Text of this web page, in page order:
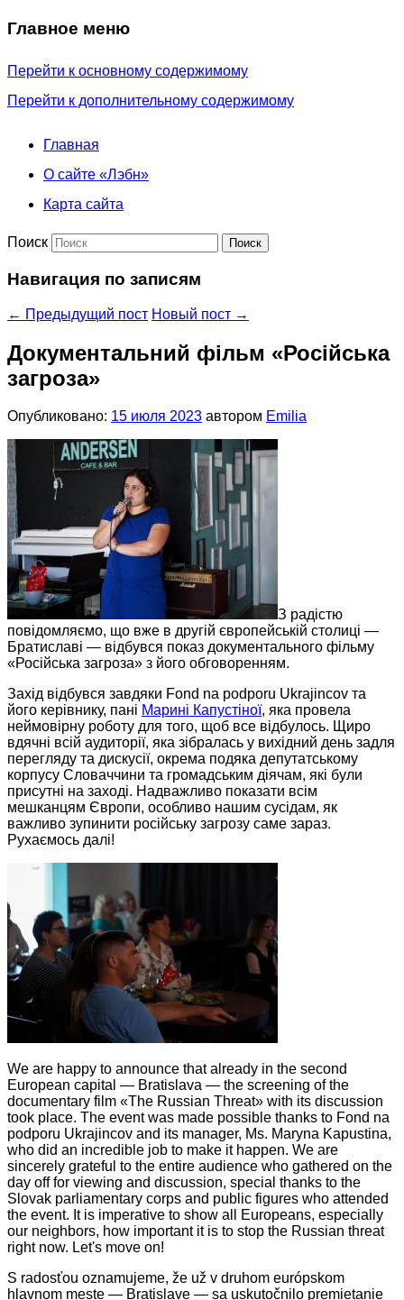
Главное меню
Перейти к основному содержимому
Перейти к дополнительному содержимому
Главная
О сайте «Лэбн»
Карта сайта
Поиск
Навигация по записям
← Предыдущий пост Новый пост →
Документальний фільм «Російська
загроза»
Опубликовано: 15 июля 2023 автором Emilia
З радістю
повідомляємо, що вже в другій європейській столиці —
Братиславі — відбувся показ документального фільму
«Російська загроза» з його обговоренням.
Захід відбувся завдяки Fond na podporu Ukrajincov та
його керівнику, пані Марині Капустіної, яка провела
неймовірну роботу для того, щоб все відбулось. Щиро
вдячні всій аудиторії, яка зібралась у вихідний день задля
перегляду та дискусії, окрема подяка депутатському
корпусу Словаччини та громадським діячам, які були
присутні на заході. Надважливо показати всім
мешканцям Європи, особливо нашим сусідам, як
важливо зупинити російську загрозу саме зараз.
Рухаємось далі!
We are happy to announce that already in the second
European capital — Bratislava — the screening of the
documentary film «The Russian Threat» with its discussion
took place. The event was made possible thanks to Fond na
podporu Ukrajincov and its manager, Ms. Maryna Kapustina,
who did an incredible job to make it happen. We are
sincerely grateful to the entire audience who gathered on the
day off for viewing and discussion, special thanks to the
Slovak parliamentary corps and public figures who attended
the event. It is imperative to show all Europeans, especially
our neighbors, how important it is to stop the Russian threat
right now. Let's move on!
S radosťou oznamujeme, že už v druhom európskom
hlavnom meste — Bratislave — sa uskutočnilo premietanie